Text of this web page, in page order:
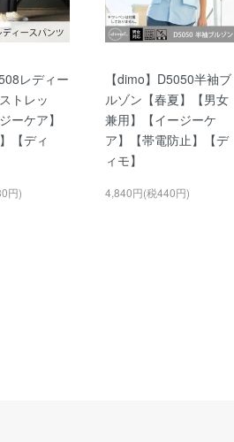
レディー
トレッ
ーケア】
【ディ
円)
【dimo】D5050半袖ブ
ルゾン【春夏】【男女
兼用】【イージーケ
ア】【帯電防止】【デ
ィモ】
4,840円(税440円)